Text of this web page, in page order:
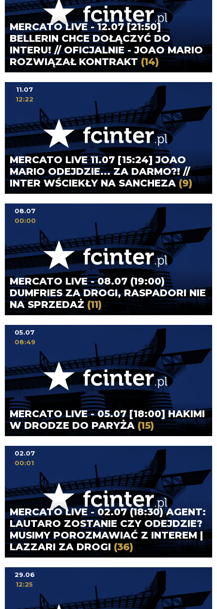
MERCATO LIVE - 12.07 [21:50]
BELLERIN CHCE DOŁĄCZYĆ DO
INTERU! // OFICJALNIE - JOAO MARIO
ROZWIĄZAŁ KONTRAKT(14)
MERCATO LIVE 11.07 [15:24] JOAO
MARIO ODEJDZIE... ZA DARMO?! //
INTER WŚCIEKŁY NA SANCHEZA(9)
11.07
12:22
MERCATO LIVE - 08.07 (19:00)
DUMFRIES ZA DROGI, RASPADORI NIE
NA SPRZEDAŻ(11)
08.07
00:00
MERCATO LIVE - 05.07 [18:00] HAKIMI
W DRODZE DO PARYŻA(15)
05.07
08:49
MERCATO LIVE - 02.07 (18:30) AGENT:
LAUTARO ZOSTANIE CZY ODEJDZIE?
MUSIMY POROZMAWIAĆ Z INTEREM |
LAZZARI ZA DROGI (36)
02.07
00:01
29.06
12:25